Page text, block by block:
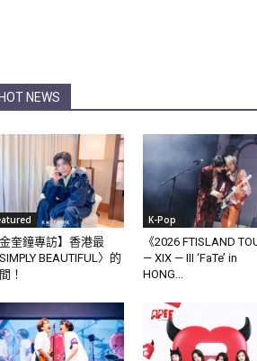
HOT NEWS
金奎鐘專訪】香港最
SIMPLY BEAUTIFUL〉的
！
K-Pop
《2026 FTISLAND
— XIX — III ‘FaTe’ in
HONG...